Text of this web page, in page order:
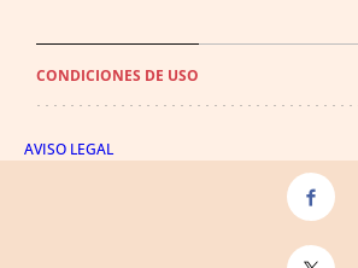
CONDICIONES DE USO
AVISO LEGAL